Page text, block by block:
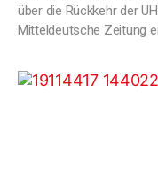
über die Rückkehr der
Mitteldeutsche Zeitung